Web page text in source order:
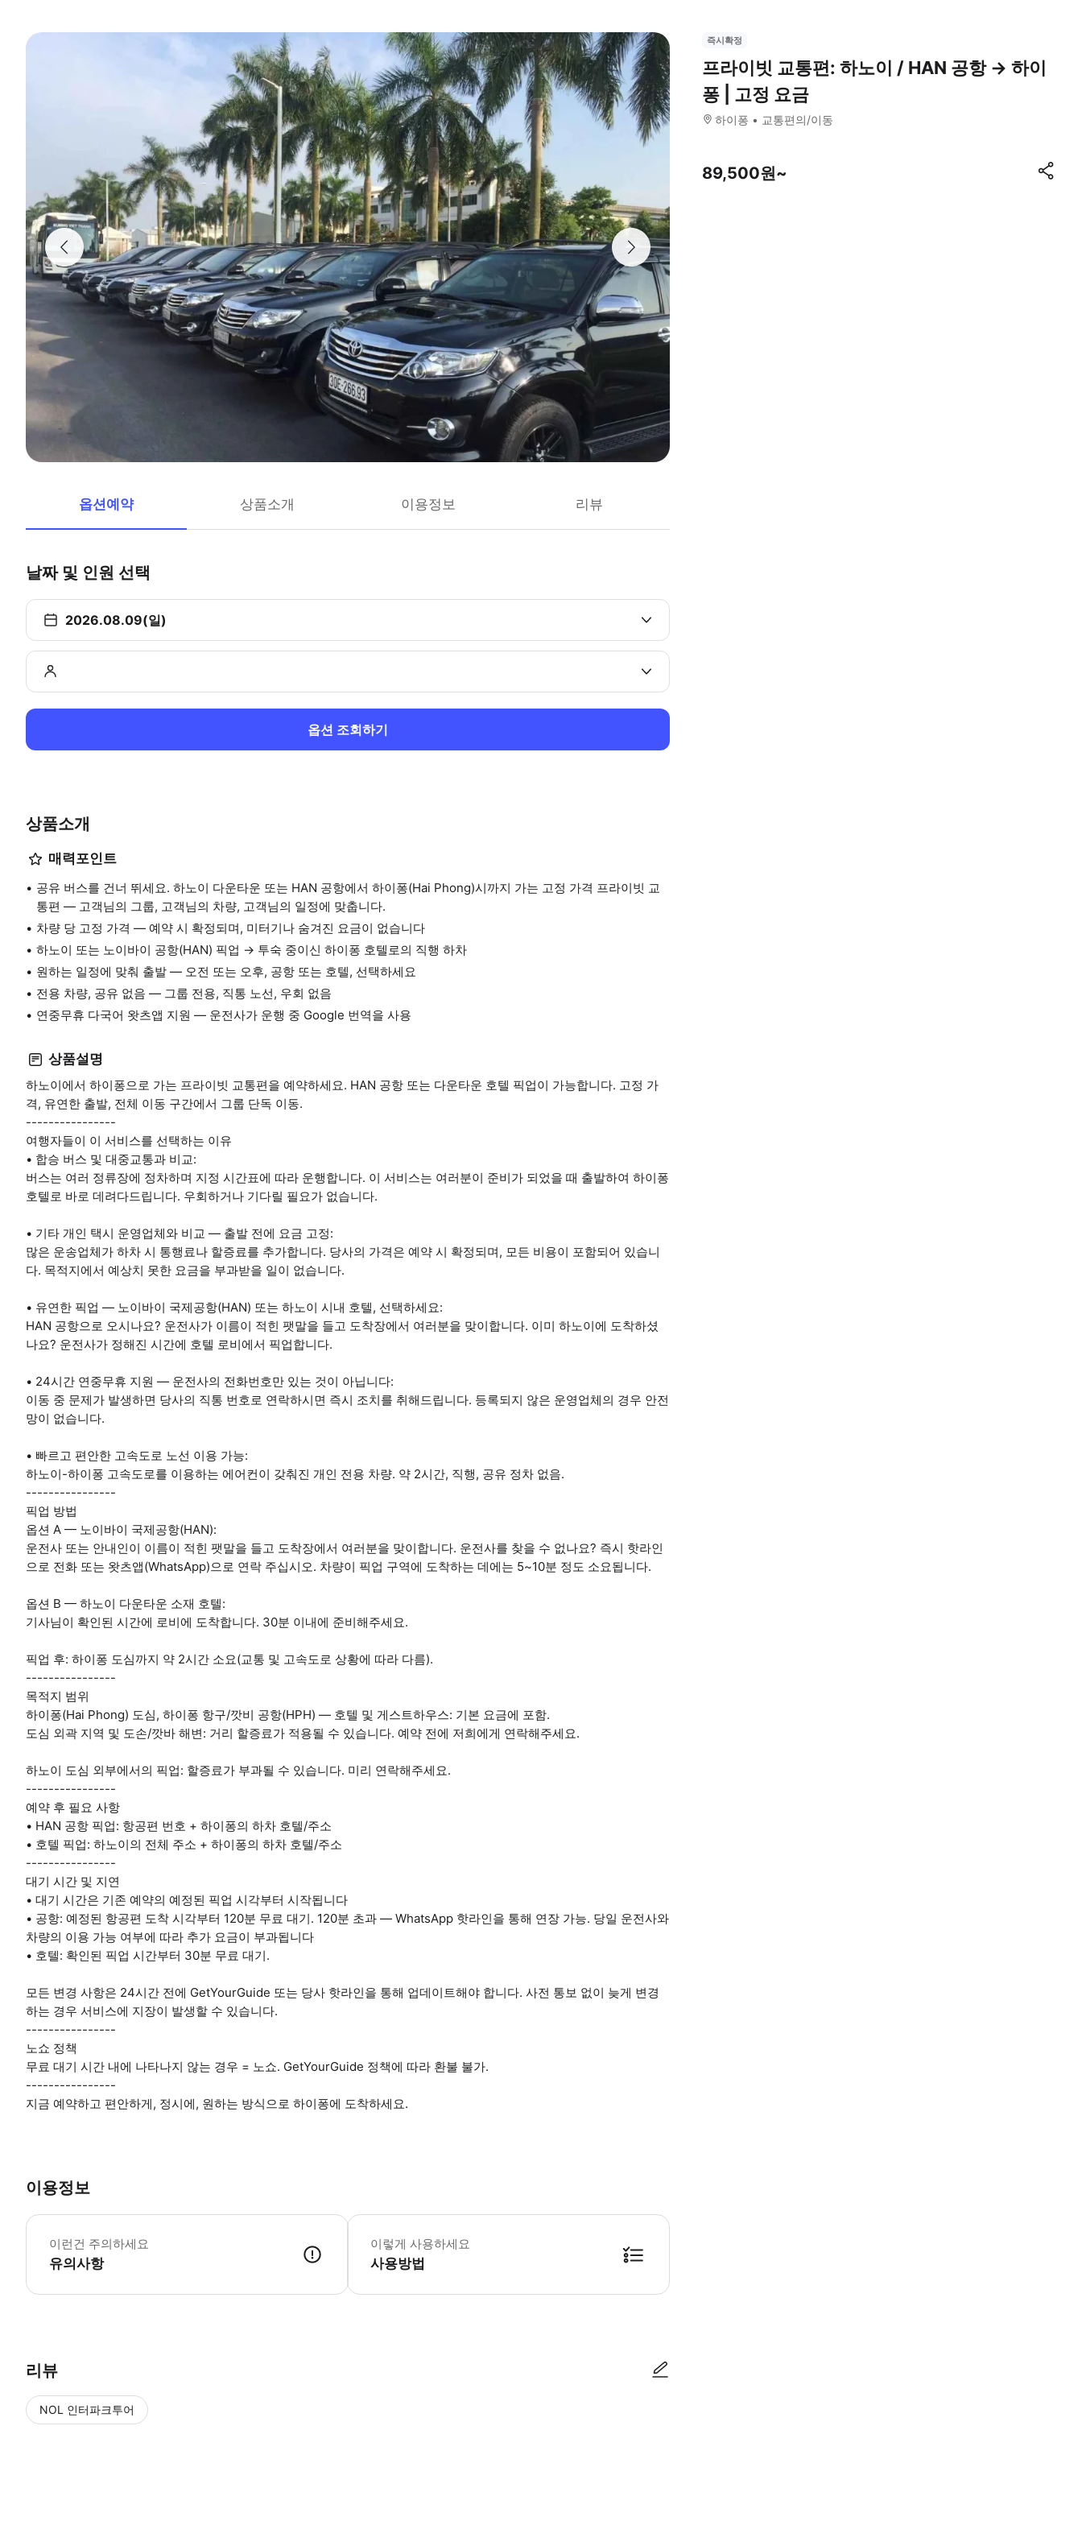
옵션예약 상품소개 이용정보 리뷰
날짜 및 인원 선택
2026.08.09(일)
옵션 조회하기
상품소개
매력포인트
공유 버스를 건너 뛰세요. 하노이 다운타운 또는 HAN 공항에서 하이퐁(Hai Phong)시까지 가는 고정 가격 프라이빗 교
통편 — 고객님의 그룹, 고객님의 차량, 고객님의 일정에 맞춥니다.
차량 당 고정 가격 — 예약 시 확정되며, 미터기나 숨겨진 요금이 없습니다
하노이 또는 노이바이 공항(HAN) 픽업 → 투숙 중이신 하이퐁 호텔로의 직행 하차
원하는 일정에 맞춰 출발 — 오전 또는 오후, 공항 또는 호텔, 선택하세요
전용 차량, 공유 없음 — 그룹 전용, 직통 노선, 우회 없음
연중무휴 다국어 왓츠앱 지원 — 운전사가 운행 중 Google 번역을 사용
상품설명
하노이에서 하이퐁으로 가는 프라이빗 교통편을 예약하세요. HAN 공항 또는 다운타운 호텔 픽업이 가능합니다. 고정 가
격, 유연한 출발, 전체 이동 구간에서 그룹 단독 이동.
----------------
여행자들이 이 서비스를 선택하는 이유
• 합승 버스 및 대중교통과 비교:
버스는 여러 정류장에 정차하며 지정 시간표에 따라 운행합니다. 이 서비스는 여러분이 준비가 되었을 때 출발하여 하이퐁
호텔로 바로 데려다드립니다. 우회하거나 기다릴 필요가 없습니다.
• 기타 개인 택시 운영업체와 비교 — 출발 전에 요금 고정:
많은 운송업체가 하차 시 통행료나 할증료를 추가합니다. 당사의 가격은 예약 시 확정되며, 모든 비용이 포함되어 있습니
다. 목적지에서 예상치 못한 요금을 부과받을 일이 없습니다.
• 유연한 픽업 — 노이바이 국제공항(HAN) 또는 하노이 시내 호텔, 선택하세요:
HAN 공항으로 오시나요? 운전사가 이름이 적힌 팻말을 들고 도착장에서 여러분을 맞이합니다. 이미 하노이에 도착하셨
나요? 운전사가 정해진 시간에 호텔 로비에서 픽업합니다.
• 24시간 연중무휴 지원 — 운전사의 전화번호만 있는 것이 아닙니다:
이동 중 문제가 발생하면 당사의 직통 번호로 연락하시면 즉시 조치를 취해드립니다. 등록되지 않은 운영업체의 경우 안전
망이 없습니다.
• 빠르고 편안한 고속도로 노선 이용 가능:
하노이-하이퐁 고속도로를 이용하는 에어컨이 갖춰진 개인 전용 차량. 약 2시간, 직행, 공유 정차 없음.
----------------
픽업 방법
옵션 A — 노이바이 국제공항(HAN):
운전사 또는 안내인이 이름이 적힌 팻말을 들고 도착장에서 여러분을 맞이합니다. 운전사를 찾을 수 없나요? 즉시 핫라인
으로 전화 또는 왓츠앱(WhatsApp)으로 연락 주십시오. 차량이 픽업 구역에 도착하는 데에는 5~10분 정도 소요됩니다.
옵션 B — 하노이 다운타운 소재 호텔:
기사님이 확인된 시간에 로비에 도착합니다. 30분 이내에 준비해주세요.
픽업 후: 하이퐁 도심까지 약 2시간 소요(교통 및 고속도로 상황에 따라 다름).
----------------
목적지 범위
하이퐁(Hai Phong) 도심, 하이퐁 항구/깟비 공항(HPH) — 호텔 및 게스트하우스: 기본 요금에 포함.
도심 외곽 지역 및 도손/깟바 해변: 거리 할증료가 적용될 수 있습니다. 예약 전에 저희에게 연락해주세요.
하노이 도심 외부에서의 픽업: 할증료가 부과될 수 있습니다. 미리 연락해주세요.
----------------
예약 후 필요 사항
• HAN 공항 픽업: 항공편 번호 + 하이퐁의 하차 호텔/주소
• 호텔 픽업: 하노이의 전체 주소 + 하이퐁의 하차 호텔/주소
----------------
대기 시간 및 지연
• 대기 시간은 기존 예약의 예정된 픽업 시각부터 시작됩니다
• 공항: 예정된 항공편 도착 시각부터 120분 무료 대기. 120분 초과 — WhatsApp 핫라인을 통해 연장 가능. 당일 운전사와
차량의 이용 가능 여부에 따라 추가 요금이 부과됩니다
• 호텔: 확인된 픽업 시간부터 30분 무료 대기.
모든 변경 사항은 24시간 전에 GetYourGuide 또는 당사 핫라인을 통해 업데이트해야 합니다. 사전 통보 없이 늦게 변경
하는 경우 서비스에 지장이 발생할 수 있습니다.
----------------
노쇼 정책
무료 대기 시간 내에 나타나지 않는 경우 = 노쇼. GetYourGuide 정책에 따라 환불 불가.
----------------
지금 예약하고 편안하게, 정시에, 원하는 방식으로 하이퐁에 도착하세요.
이용정보
이런건 주의하세요
유의사항
예약 후 정확한 배정 및 픽업을 위해 항공편 번호와 하차 위치(호텔 이름 또는 하이퐁의 전체 주소)를 알려주시기 바랍니다. 예약 시 제공한 연락처 정보를
이렇게 사용하세요
사용방법
리뷰
NOL 인터파크투어
즉시확정
프라이빗 교통편: 하노이 / HAN 공항 → 하이
퐁 | 고정 요금
하이퐁 교통편의/이동
89,500원~